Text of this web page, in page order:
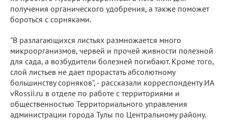
получения органического удобрения, а также поможет
бороться с сорняками.
"В разлагающихся листьях размножается много
микроорганизмов, червей и прочей живности полезной
для сада, а возбудители болезней погибают. Кроме того,
слой листьев не дает прорастать абсолютному
большинству сорняков", - рассказали корреспонденту ИА
vRossii.ru в отделе по работе с территориями и
общественностью Территориального управления
администрации города Тулы по Центральному району.